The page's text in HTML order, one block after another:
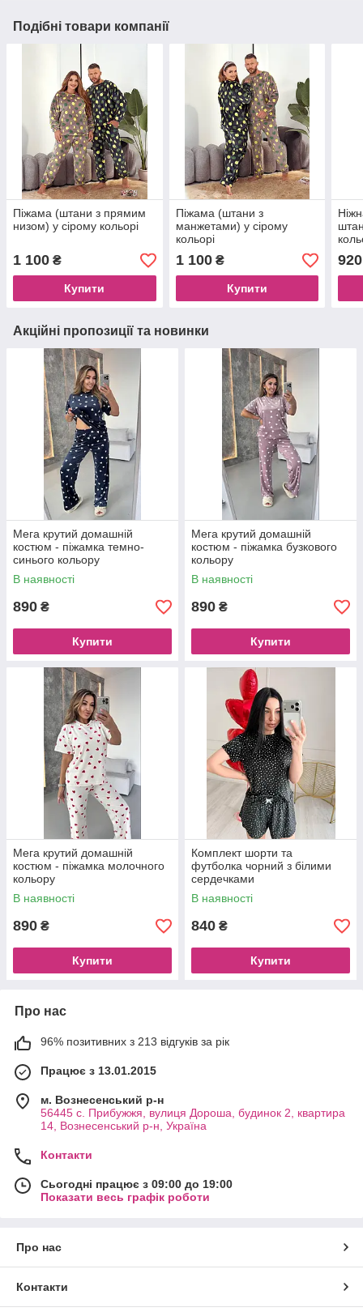
Подібні товари компанії
Піжама (штани з прямим
низом) у сірому кольорі
1 100 ₴
Купити
Піжама (штани з
манжетами) у сірому
кольорі
1 100₴
Купити
920
Акційні пропозиції та новинки
Мега крутий домашній
костюм - піжамка темно-
синього кольору
В наявності
890 ₴
Купити
Мега крутий домашній
костюм - піжамка бузкового
кольору
В наявності
890 ₴
Купити
Мега крутий домашній
костюм - піжамка молочного
кольору
В наявності
890 ₴
Купити
Комплект шорти та
футболка чорний з білими
сердечками
В наявності
840 ₴
Купити
Про нас
96% позитивних з 213 відгуків за рік
Працює з 13.01.2015
м. Вознесенський р-н
56445 с. Прибужжя, вулиця Дороша, будинок 2, квартира
14, Вознесенський р-н, Україна
Контакти
Сьогодні працює з 09:00 до 19:00
Показати весь графік роботи
Про нас
Контакти